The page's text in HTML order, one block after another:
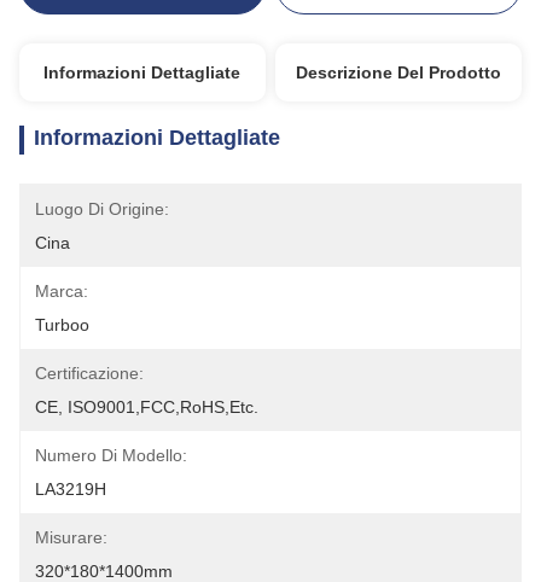
Informazioni Dettagliate Descrizione Del Prodotto
Informazioni Dettagliate
Luogo Di Origine:
Cina
Marca:
Turboo
Certificazione:
CE, ISO9001,FCC,RoHS,etc.
Numero Di Modello:
LA3219H
Misurare:
320*180*1400mm